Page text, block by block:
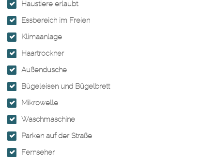
Haustiere erlaubt
Essbereich im Freien
Klimaanlage
Haartrockner
Außendusche
Bügeleisen und Bügelbrett
Mikrowelle
Waschmaschine
Parken auf der Straße
Fernseher